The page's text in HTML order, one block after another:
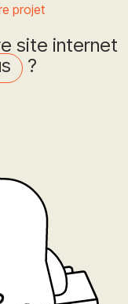
projet
site internet
?